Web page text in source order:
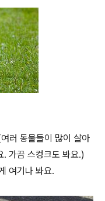
러 동물들이 많이 살아
가끔 스컹크도 봐요.)
여기나 봐요.